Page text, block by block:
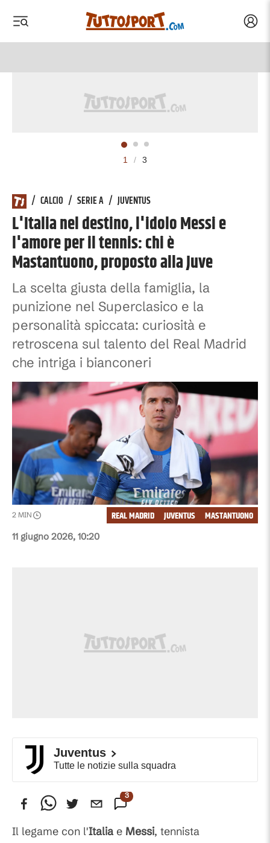
1 / 3
/ CALCIO / SERIE A / JUVENTUS
L'Italia nel destino, l'idolo Messi e
l'amore per il tennis: chi è
Mastantuono, proposto alla Juve
La scelta giusta della famiglia, la
punizione nel Superclasico e la
personalità spiccata: curiosità e
retroscena sul talento del Real Madrid
che intriga i bianconeri
11 giugno 2026, 10:20
2 MIN MASTANTUONO
JUVENTUS
REAL MADRID
Juventus
Tutte le notizie sulla squadra
3
Il legame con l'Italia e Messi, tennista